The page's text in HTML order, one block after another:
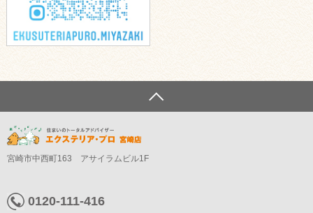
宮崎市中西町163 アサイラムビル1F
0120-111-416